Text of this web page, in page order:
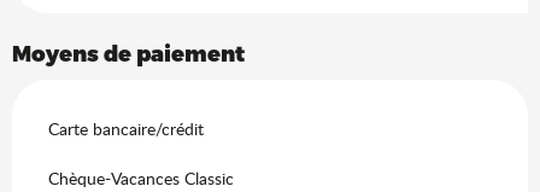
Moyens de paiement
Carte bancaire/crédit
Chèque-Vacances Classic